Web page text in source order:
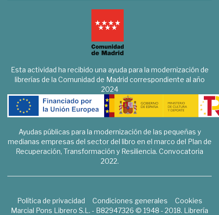
Esta actividad ha recibido una ayuda para la modernización de
librerías de la Comunidad de Madrid correspondiente al año
2024
Ayudas públicas para la modernización de las pequeñas y
medianas empresas del sector del libro en el marco del Plan de
Recuperación, Transformación y Resiliencia. Convocatoria
2022.
Política de privacidad Condiciones generales
Cookies
Marcial Pons Librero S.L. - B82947326 © 1948 - 2018. Librería